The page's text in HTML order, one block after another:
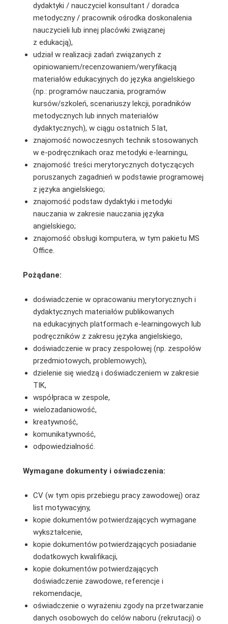
dydaktyki / nauczyciel konsultant / doradca
metodyczny / pracownik ośrodka doskonalenia
nauczycieli lub innej placówki związanej
z edukacją),
udział w realizacji zadań związanych z
opiniowaniem/recenzowaniem/weryfikacją
materiałów edukacyjnych do języka angielskiego
(np.: programów nauczania, programów
kursów/szkoleń, scenariuszy lekcji, poradników
metodycznych lub innych materiałów
dydaktycznych), w ciągu ostatnich 5 lat,
znajomość nowoczesnych technik stosowanych
w e-podręcznikach oraz metodyki e-learningu,
znajomość treści merytorycznych dotyczących
poruszanych zagadnień w podstawie programowej
z języka angielskiego;
znajomość podstaw dydaktyki i metodyki
nauczania w zakresie nauczania języka
angielskiego;
znajomość obsługi komputera, w tym pakietu MS
Office.
Pożądane:
doświadczenie w opracowaniu merytorycznych i
dydaktycznych materiałów publikowanych
na edukacyjnych platformach e-learningowych lub
podręczników z zakresu języka angielskiego,
doświadczenie w pracy zespołowej (np. zespołów
przedmiotowych, problemowych),
dzielenie się wiedzą i doświadczeniem w zakresie
TIK,
współpraca w zespole,
wielozadaniowość,
kreatywność,
komunikatywność,
odpowiedzialność.
Wymagane dokumenty i oświadczenia:
CV (w tym opis przebiegu pracy zawodowej) oraz
list motywacyjny,
kopie dokumentów potwierdzających wymagane
wykształcenie,
kopie dokumentów potwierdzających posiadanie
dodatkowych kwalifikacji,
kopie dokumentów potwierdzających
doświadczenie zawodowe, referencje i
rekomendacje,
oświadczenie o wyrażeniu zgody na przetwarzanie
danych osobowych do celów naboru (rekrutacji) o